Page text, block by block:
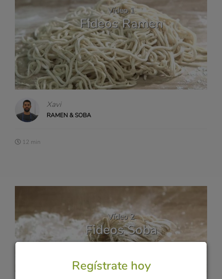
Vídeo 1
Fideos Ramen
Xavi
RAMEN & SOBA
12 min
Vídeo 2
Fideos Soba
Regístrate hoy